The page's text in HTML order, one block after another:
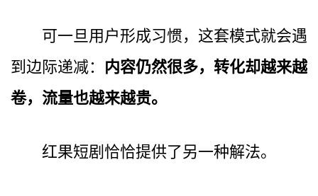
可一旦用户形成习惯，这套模式就会遇
到边际递减： 内容仍然很多，转化却越来越
卷，流量也越来越贵。
红果短剧恰恰提供了另一种解法。